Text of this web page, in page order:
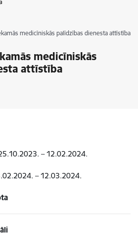
medicīniskās palīdzības dienesta attīstība
medicīniskās
attīstība
– 12.02.2024.
– 12.03.2024.